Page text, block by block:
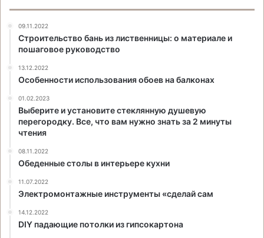
09.11.2022
Строительство бань из лиственницы: о материале и
пошаговое руководство
13.12.2022
Особенности использования обоев на балконах
01.02.2023
Выберите и установите стеклянную душевую
перегородку. Все, что вам нужно знать за 2 минуты
чтения
08.11.2022
Обеденные столы в интерьере кухни
11.07.2022
Электромонтажные инструменты «сделай сам
14.12.2022
DIY падающие потолки из гипсокартона